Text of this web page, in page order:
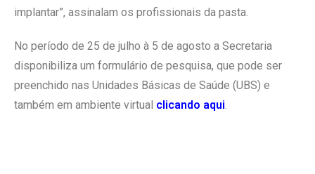
implantar”, assinalam os profissionais da pasta.
No período de 25 de julho à 5 de agosto a Secretaria
disponibiliza um formulário de pesquisa, que pode ser
preenchido nas Unidades Básicas de Saúde (UBS) e
também em ambiente virtual clicando aqui